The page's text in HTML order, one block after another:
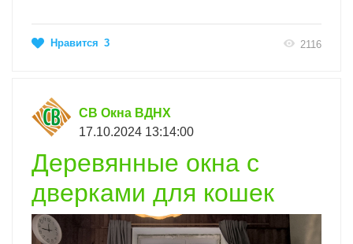
Нравится 3 2116
СВ Окна ВДНХ
17.10.2024 13:14:00
Деревянные окна с
дверками для кошек